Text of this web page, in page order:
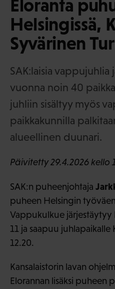
Eloranta
Helsingissä,
Syvärinen
SAK:laisia vappujuhlia
vuonna noin 40
juhliin sisältyy myös
paikkakunnilla
alueellinen duunari.
Päivitetty 29.4.2026 kello
SAK:n puheenjohtaja
puheen Helsingin
Vappukulkue järjestäytyy
11 ja saapuu juhlapaikalle
12.20.
Kansalaistorin lavan
Elorannan lisäksi puheen